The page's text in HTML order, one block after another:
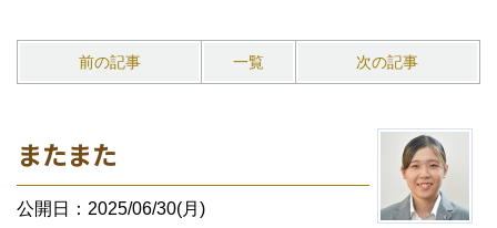
前の記事 一覧 次の記事
またまた
公開日：2025/06/30(月)